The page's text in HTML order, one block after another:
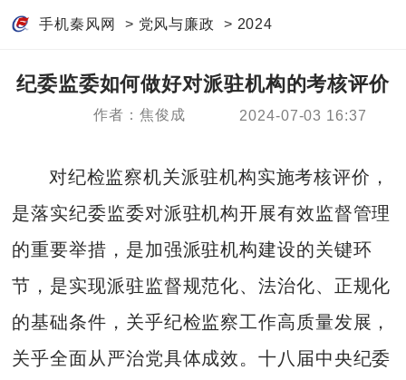
手机秦风网 > 党风与廉政 > 2024
纪委监委如何做好对派驻机构的考核评价
作者：焦俊成 2024-07-03 16:37
对纪检监察机关派驻机构实施考核评价，
是落实纪委监委对派驻机构开展有效监督管理
的重要举措，是加强派驻机构建设的关键环
节，是实现派驻监督规范化、法治化、正规化
的基础条件，关乎纪检监察工作高质量发展，
关乎全面从严治党具体成效。十八届中央纪委